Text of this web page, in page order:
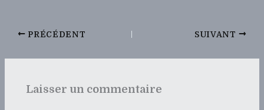
PRÉCÉDENT SUIVANT
Laisser un commentaire